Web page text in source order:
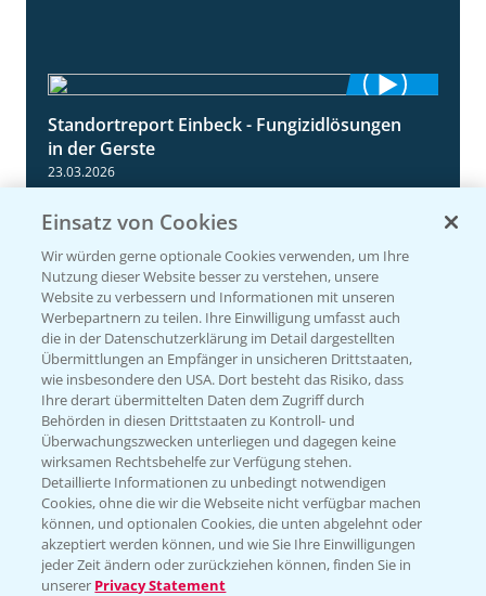
6:50
Standortreport Einbeck - Fungizidlösungen
in der Gerste
23.03.2026
Standortreport Einbeck -
Herausforderungen im Winterweizen und
fungizide Lösungen
23.03.2026
Einsatz von Cookies
Wir würden gerne optionale Cookies verwenden, um Ihre
Nutzung dieser Website besser zu verstehen, unsere
Website zu verbessern und Informationen mit unseren
Werbepartnern zu teilen. Ihre Einwilligung umfasst auch
die in der Datenschutzerklärung im Detail dargestellten
Übermittlungen an Empfänger in unsicheren Drittstaaten,
wie insbesondere den USA. Dort besteht das Risiko, dass
Ihre derart übermittelten Daten dem Zugriff durch
Behörden in diesen Drittstaaten zu Kontroll- und
Überwachungszwecken unterliegen und dagegen keine
wirksamen Rechtsbehelfe zur Verfügung stehen.
Detaillierte Informationen zu unbedingt notwendigen
Cookies, ohne die wir die Webseite nicht verfügbar machen
können, und optionalen Cookies, die unten abgelehnt oder
akzeptiert werden können, und wie Sie Ihre Einwilligungen
jeder Zeit ändern oder zurückziehen können, finden Sie in
unserer Privacy Statement